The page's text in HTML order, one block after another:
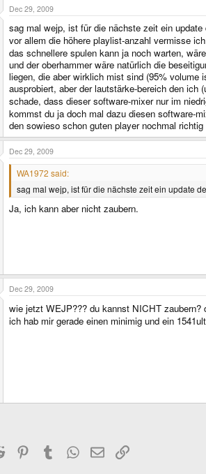
Dec 29, 2009
sag mal wejp, ist für die nächste zeit ein
vor allem die höhere playlist-anzahl vermisse
das schnellere spulen kann ja noch warten,
und der oberhammer wäre natürlich die
liegen, die aber wirklich mist sind (95% volume
ausprobiert, aber der lautstärke-bereich den
schade, dass dieser software-mixer nur im
kommst du ja doch mal dazu diesen software-
den sowieso schon guten player nochmal richtig
Dec 29, 2009
WA1972 said:
sag mal wejp, ist für die nächste zeit ein update
Ja, ich kann aber nicht zaubern.
Dec 29, 2009
wie jetzt WEJP??? du kannst NICHT
ich hab mir gerade einen minimig und ein
Reddit PinterestTumblrWhatsApp
EmailLink